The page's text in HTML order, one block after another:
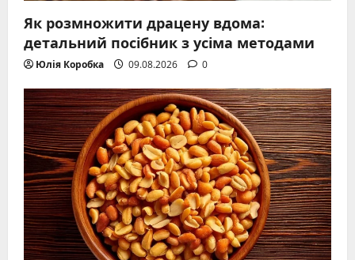
Як розмножити драцену вдома:
детальний посібник з усіма методами
Юлія Коробка 09.08.2026 0